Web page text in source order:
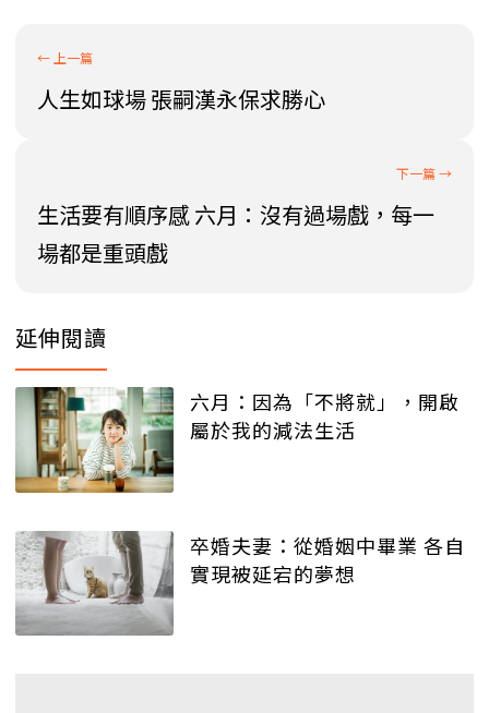
人生如球場 張嗣漢永保求勝心
生活要有順序感 六月：沒有過場戲，每一
場都是重頭戲
延伸閱讀
六月：因為「不將就」，開啟
屬於我的減法生活
卒婚夫妻：從婚姻中畢業 各自
實現被延宕的夢想